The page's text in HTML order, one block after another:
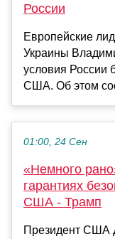
России
Европейские
Украины
условия России
США. Об этом
01:00, 24 Сен
«Немного
гарантиях
США - Трамп
Президент США